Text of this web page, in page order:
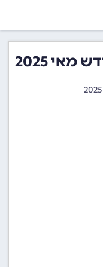
שער הריאל קמבודי בחודש מאי 2025